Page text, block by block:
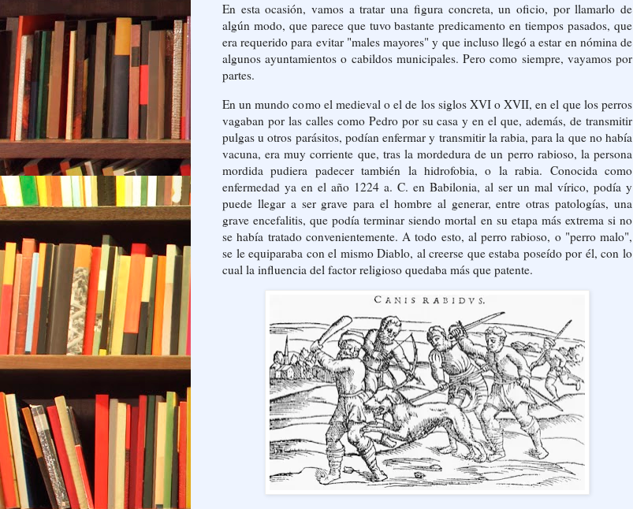
En esta ocasión, vamos a tratar una figura concreta, un oficio, por llamarlo de
algún modo, que parece que tuvo bastante predicamento en tiempos pasados, que
era requerido para evitar "males mayores" y que incluso llegó a estar en nómina de
algunos ayuntamientos o cabildos municipales. Pero como siempre, vayamos por
partes.
En un mundo como el medieval o el de los siglos XVI o XVII, en el que los perros
vagaban por las calles como Pedro por su casa y en el que, además, de transmitir
pulgas u otros parásitos, podían enfermar y transmitir la rabia, para la que no había
vacuna, era muy corriente que, tras la mordedura de un perro rabioso, la persona
mordida pudiera padecer también la hidrofobia, o la rabia. Conocida como
enfermedad ya en el año 1224 a. C. en Babilonia, al ser un mal vírico, podía y
puede llegar a ser grave para el hombre al generar, entre otras patologías, una
grave encefalitis, que podía terminar siendo mortal en su etapa más extrema si no
se había tratado convenientemente. A todo esto, al perro rabioso, o "perro malo",
se le equiparaba con el mismo Diablo, al creerse que estaba poseído por él, con lo
cual la influencia del factor religioso quedaba más que patente.